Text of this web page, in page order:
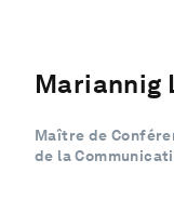
Mariannig
Maître de
de la